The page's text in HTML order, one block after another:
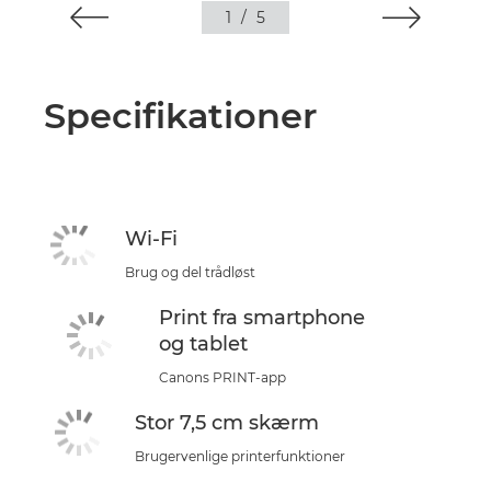
1 / 5
Specifikationer
Wi-Fi
Brug og del trådløst
Print fra smartphone
og tablet
Canons PRINT-app
Stor 7,5 cm skærm
Brugervenlige printerfunktioner